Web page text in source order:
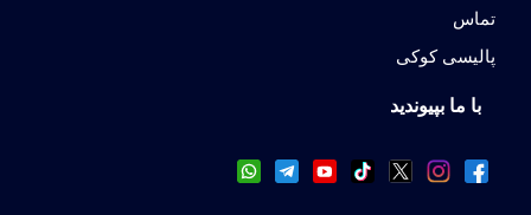
تماس
پالیسی کوکی
با ما بپیوندید